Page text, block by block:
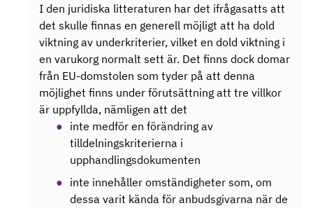
I den juridiska litteraturen har det ifrågasatts att
det skulle finnas en generell möjligt att ha dold
viktning av underkriterier, vilket en dold viktning i
en varukorg normalt sett är. Det finns dock domar
från EU-domstolen som tyder på att denna
möjlighet finns under förutsättning att tre villkor
är uppfyllda, nämligen att det
inte medför en förändring av
tilldelningskriterierna i
upphandlingsdokumenten
inte innehåller omständigheter som, om
dessa varit kända för anbudsgivarna när de